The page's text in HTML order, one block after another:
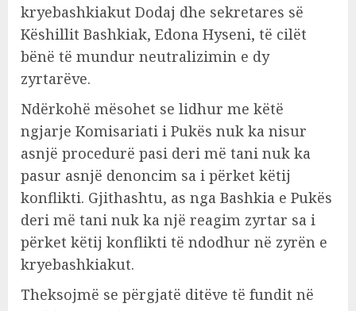
kryebashkiakut Dodaj dhe sekretares së
Këshillit Bashkiak, Edona Hyseni, të cilët
bënë të mundur neutralizimin e dy
zyrtarëve.
Ndërkohë mësohet se lidhur me këtë
ngjarje Komisariati i Pukës nuk ka nisur
asnjë procedurë pasi deri më tani nuk ka
pasur asnjë denoncim sa i përket këtij
konflikti. Gjithashtu, as nga Bashkia e Pukës
deri më tani nuk ka një reagim zyrtar sa i
përket këtij konflikti të ndodhur në zyrën e
kryebashkiakut.
Theksojmë se përgjatë ditëve të fundit në